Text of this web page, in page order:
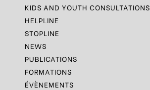
KIDS AND YOUTH CONSULTATIONS
HELPLINE
STOPLINE
NEWS
PUBLICATIONS
FORMATIONS
ÉVÈNEMENTS